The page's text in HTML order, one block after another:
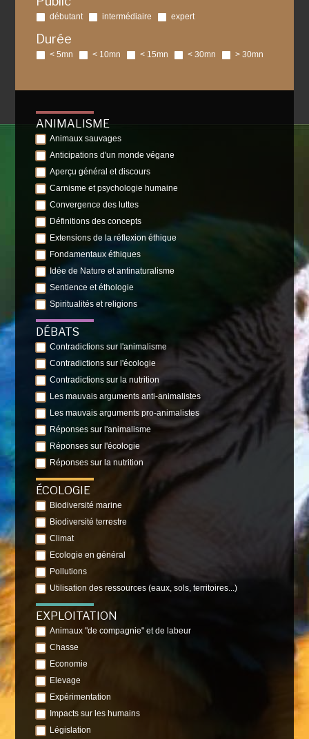
débutant intermédiaire expert
Durée
< 5mn < 10mn < 15mn < 30mn > 30mn
ANIMALISME
Animaux sauvages
Anticipations d'un monde végane
Aperçu général et discours
Carnisme et psychologie humaine
Convergence des luttes
Définitions des concepts
Extensions de la réflexion éthique
Fondamentaux éthiques
Idée de Nature et antinaturalisme
Sentience et éthologie
Spiritualités et religions
DÉBATS
Contradictions sur l'animalisme
Contradictions sur l'écologie
Contradictions sur la nutrition
Les mauvais arguments anti-animalistes
Les mauvais arguments pro-animalistes
Réponses sur l'animalisme
Réponses sur l'écologie
Réponses sur la nutrition
ÉCOLOGIE
Biodiversité marine
Biodiversité terrestre
Climat
Ecologie en général
Pollutions
Utilisation des ressources (eaux, sols, territoires...)
EXPLOITATION
Animaux "de compagnie" et de labeur
Chasse
Economie
Elevage
Expérimentation
Impacts sur les humains
Législation